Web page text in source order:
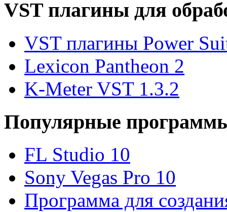
VST плагины для
VST плагины Power
Lexicon Pantheon 2
K-Meter VST 1.3.2
Популярные
FL Studio 10
Sony Vegas Pro 10
Программа для